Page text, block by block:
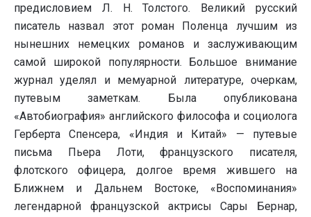
предисловием Л. Н. Толстого. Великий русский
писатель назвал этот роман Поленца лучшим из
нынешних немецких романов и заслуживающим
самой широкой популярности. Большое внимание
журнал уделял и мемуарной литературе, очеркам,
путевым заметкам. Была опубликована
«Автобиография» английского философа и социолога
Герберта Спенсера, «Индия и Китай» — путевые
письма Пьера Лоти, французского писателя,
флотского офицера, долгое время жившего на
Ближнем и Дальнем Востоке, «Воспоминания»
легендарной французской актрисы Сары Бернар,